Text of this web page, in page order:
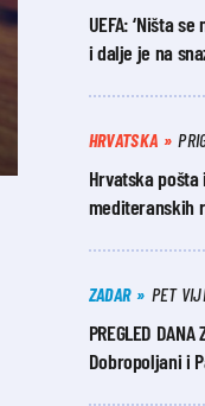
UEFA: ‘Ništa
i dalje je na
HRVATSKA
Hrvatska
mediteranskih
ZADAR PET
PREGLED
Dobropoljani i